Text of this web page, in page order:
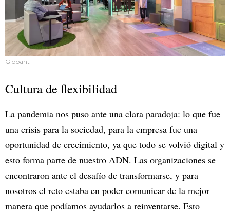
Globant
Cultura de flexibilidad
La pandemia nos puso ante una clara paradoja: lo que fue
una crisis para la sociedad, para la empresa fue una
oportunidad de crecimiento, ya que todo se volvió digital y
esto forma parte de nuestro ADN. Las organizaciones se
encontraron ante el desafío de transformarse, y para
nosotros el reto estaba en poder comunicar de la mejor
manera que podíamos ayudarlos a reinventarse. Esto